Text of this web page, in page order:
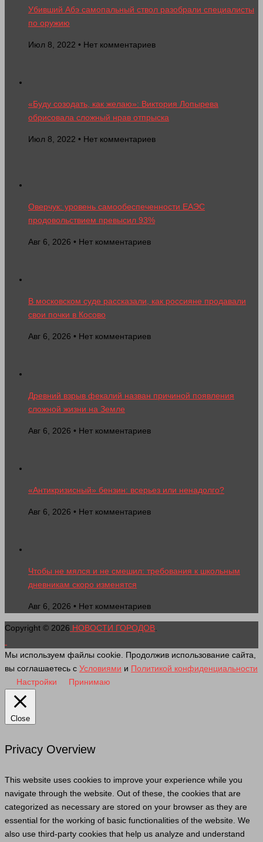
Убивший Абэ самопальный ствол разобрали специалисты
по оружию
Июл 8, 2022 • Нет комментариев
«Буду созодать, как желаю»: Виктория Лопырева
обрисовала сложный нрав отпрыска
Июл 8, 2022 • Нет комментариев
Оверчук: уровень самообеспеченности ЕАЭС
продовольствием превысил 93%
Авг 6, 2026 • Нет комментариев
В московском суде рассказали, как россияне продавали
свои почки в Косово
Авг 6, 2026 • Нет комментариев
Древний взрыв фекалий назван причиной появления
сложной жизни на Земле
Авг 6, 2026 • Нет комментариев
«Антикризисный» бензин: всерьез или ненадолго?
Авг 6, 2026 • Нет комментариев
Чтобы не мялся и не смешил: требования к школьным
дневникам скоро изменятся
Авг 6, 2026 • Нет комментариев
Copyright © 2026 НОВОСТИ ГОРОДОВ
Мы используем файлы cookie. Продолжив использование сайта,
вы соглашаетесь с Условиями и Политикой конфиденциальности
Настройки
Принимаю
Close
Privacy Overview
This website uses cookies to improve your experience while you
navigate through the website. Out of these, the cookies that are
categorized as necessary are stored on your browser as they are
essential for the working of basic functionalities of the website. We
also use third-party cookies that help us analyze and understand